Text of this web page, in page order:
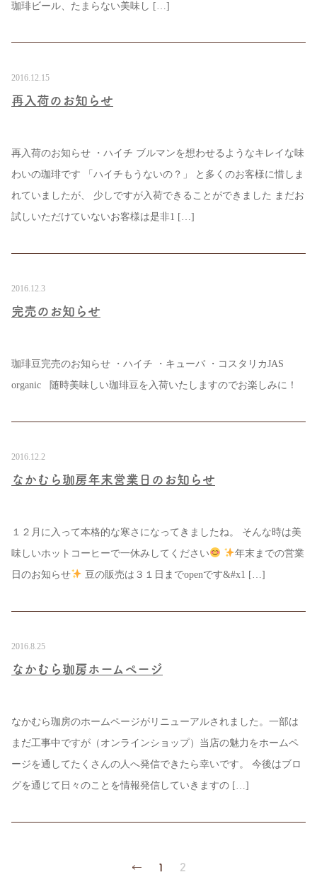
珈琲ビール、たまらない美味し […]
2016.12.15
再入荷のお知らせ
再入荷のお知らせ ・ハイチ ブルマンを想わせるようなキレイな味
わいの珈琲です 「ハイチもうないの？」 と多くのお客様に惜しま
れていましたが、 少しですが入荷できることができました まだお
試しいただけていないお客様は是非1 […]
2016.12.3
完売のお知らせ
珈琲豆完売のお知らせ ・ハイチ ・キューバ ・コスタリカJAS
organic 随時美味しい珈琲豆を入荷いたしますのでお楽しみに！
2016.12.2
なかむら珈房年末営業日のお知らせ
１２月に入って本格的な寒さになってきましたね。 そんな時は美
味しいホットコーヒーで一休みしてください
年末までの営業
日のお知らせ
豆の販売は３１日までopenです&#x1 […]
2016.8.25
なかむら珈房ホームページ
なかむら珈房のホームページがリニューアルされました。一部は
まだ工事中ですが（オンラインショップ）当店の魅力をホームペ
ージを通してたくさんの人へ発信できたら幸いです。 今後はブロ
グを通じて日々のことを情報発信していきますの […]
← 1 2